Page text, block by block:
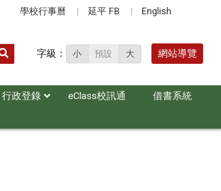
學校行事曆 延平 FB English
送出 字級： 小 預設 大 網站導覽
行政登錄 eClass校訊通
借書系統